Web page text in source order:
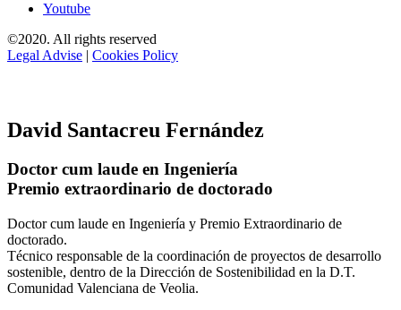
Youtube
©2020. All rights reserved
Legal Advise | Cookies Policy
David Santacreu Fernández
Doctor cum laude en Ingeniería
Premio extraordinario de doctorado
Doctor cum laude en Ingeniería y Premio Extraordinario de
doctorado.
Técnico responsable de la coordinación de proyectos de desarrollo
sostenible, dentro de la Dirección de Sostenibilidad en la D.T.
Comunidad Valenciana de Veolia.